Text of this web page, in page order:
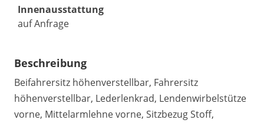
Innenausstattung
auf Anfrage
Beschreibung
Beifahrersitz höhenverstellbar, Fahrersitz
höhenverstellbar, Lederlenkrad, Lendenwirbelstütze
vorne, Mittelarmlehne vorne, Sitzbezug Stoff,